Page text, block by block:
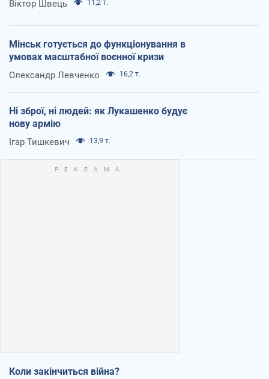
Віктор Швець 11,2 т.
Мінськ готується до функціонування в
умовах масштабної воєнної кризи
Олександр Левченко 16,2 т.
Ні зброї, ні людей: як Лукашенко будує
нову армію
Ігар Тишкевич 13,9 т.
Коли закінчиться війна?